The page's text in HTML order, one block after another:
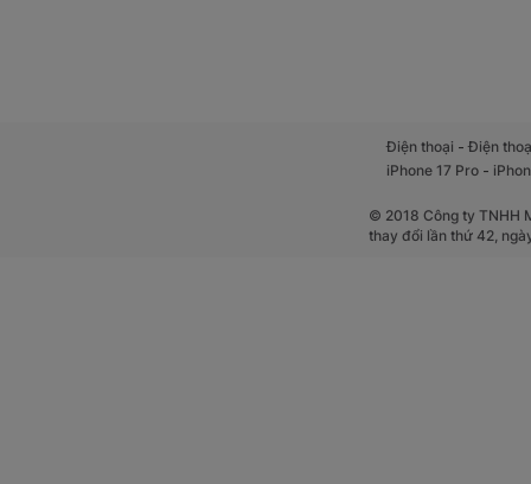
Điện thoại -Điện
iPhone 17 Pro -
© 2018 Công ty TNHH
thay đổi lần thứ 42,